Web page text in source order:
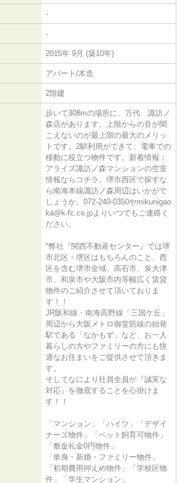
-
-
2015年 9月 (築10年)
アパート/木造
2階建
歩いて308mの場所に、万代 諏訪ノ
森店があります。上階からの音が聞
こえないのが最上階の最大のメリッ
トです。2駅利用ができて、電車での
移動に役立つ物件です。新着情報：
アライズ諏訪ノ森マンションの空室
情報ならコチラ。堺市西区で探すな
ら南海本線諏訪ノ森周辺はいかがで
しょうか。072-240-0350やmikunigao
ka@k-fc.co.jpよりいつでもご連絡く
ださい。
"弊社『関西不動産センター』では堺
市北区・堺区はもちろんのこと、西
区を含む堺市全域、高石市、泉大津
市、和泉市や大阪市内等幅広く賃貸
物件のご紹介させて頂いておりま
す！！
JR阪和線・南海高野線「三国ケ丘」
周辺から大阪メトロ御堂筋線の始発
駅である「なかもず」など、お一人
暮らしの方やファミリーの方にも快
適なお住まいをご提供させて頂きま
す。
そしてなにより社員全員が『誠実な
対応』を徹底することを心掛けま
す！！
「マンション」「ハイツ」「デザイ
ナーズ物件」「ペット飼育可物件」
「敷金礼金0円物件」
「単身・新婚・ファミリー物件」
「初期費用抑えめ物件」「学校区物
件」「学生マンション」